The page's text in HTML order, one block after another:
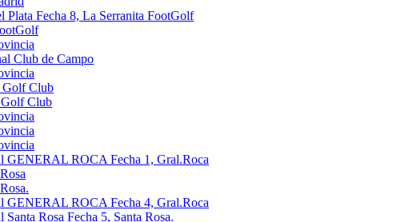
Fecha 8, La Serranita FootGolf
Club de Campo
Golf Club
Club
GENERAL ROCA Fecha 1, Gral.Roca
GENERAL ROCA Fecha 4, Gral.Roca
Rosa Fecha 5, Santa Rosa.